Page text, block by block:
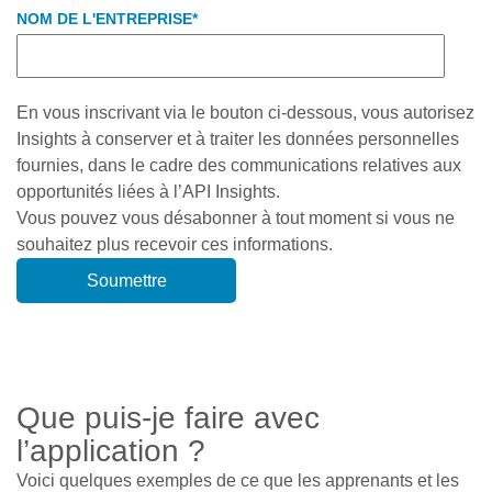
NOM DE L'ENTREPRISE*
En vous inscrivant via le bouton ci-dessous, vous autorisez
Insights à conserver et à traiter les données personnelles
fournies, dans le cadre des communications relatives aux
opportunités liées à l’API Insights.
Vous pouvez vous désabonner à tout moment si vous ne
souhaitez plus recevoir ces informations.
Que puis-je faire avec
l’application ?
Voici quelques exemples de ce que les apprenants et les